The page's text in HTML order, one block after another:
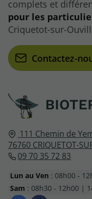
complets et
pour les
Criquetot-sur-
Contactez-
111 Chemin de
76760 CRIQUETOT-
09 70 35 72 83
Lun au Ven : 08h00 -
Sam : 08h30 - 12h00 |